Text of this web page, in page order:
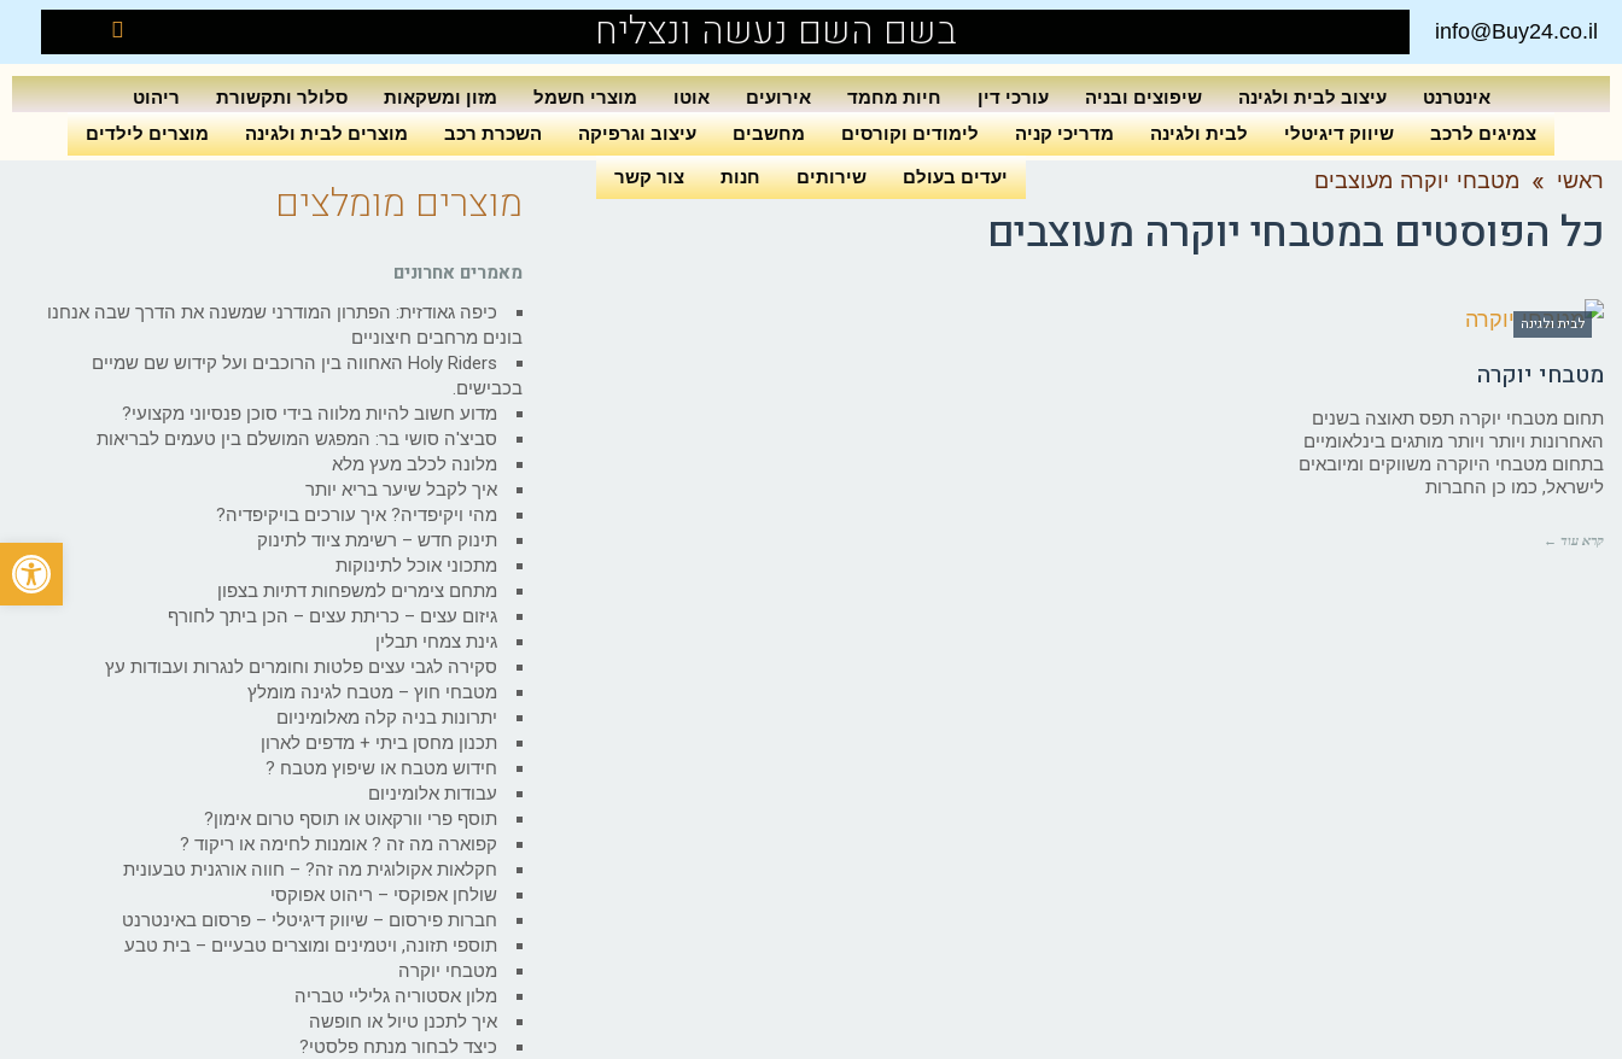
info@Buy24.co.il בשם השם נעשה ונצליח
אינטרנט עיצוב לבית ולגינה שיפוצים ובניה עורכי דין חיות מחמד אירועים אוטו מוצרי חשמל מזון ומשקאות סלולר ותקשורת
ריהוט
צמיגים לרכב
שיווק דיגיטלי לבית ולגינה מדריכי קניה לימודים וקורסים מחשבים עיצוב וגרפיקה השכרת רכב מוצרים לבית ולגינה מוצרים לילדים
יעדים בעולם שירותים חנות צור קשר ראשי » מטבחי יוקרה מעוצבים
כל הפוסטים במטבחי יוקרה מעוצבים
לבית ולגינה
מטבחי יוקרה
תחום מטבחי יוקרה תפס תאוצה בשנים
האחרונות ויותר ויותר מותגים בינלאומיים
בתחום מטבחי היוקרה משווקים ומיובאים
לישראל, כמו כן החברות
קרא עוד ←
מוצרים מומלצים
מאמרים אחרונים
כיפה גאודזית: הפתרון המודרני שמשנה את הדרך שבה אנחנו
בונים מרחבים חיצוניים
Holy Riders האחווה בין הרוכבים ועל קידוש שם שמיים
בכבישים.
מדוע חשוב להיות מלווה בידי סוכן פנסיוני מקצועי?
סביצ'ה סושי בר: המפגש המושלם בין טעמים לבריאות
מלונה לכלב מעץ מלא
איך לקבל שיער בריא יותר
מהי ויקיפדיה? איך עורכים בויקיפדיה?
תינוק חדש – רשימת ציוד לתינוק
מתכוני אוכל לתינוקות
מתחם צימרים למשפחות דתיות בצפון
גיזום עצים – כריתת עצים – הכן ביתך לחורף
גינת צמחי תבלין
סקירה לגבי עצים פלטות וחומרים לנגרות ועבודות עץ
מטבחי חוץ – מטבח לגינה מומלץ
יתרונות בניה קלה מאלומיניום
תכנון מחסן ביתי + מדפים לארון
חידוש מטבח או שיפוץ מטבח ?
עבודות אלומיניום
תוסף פרי וורקאוט או תוסף טרום אימון?
קפוארה מה זה ? אומנות לחימה או ריקוד ?
חקלאות אקולוגית מה זה? – חווה אורגנית טבעונית
שולחן אפוקסי – ריהוט אפוקסי
חברות פירסום – שיווק דיגיטלי – פרסום באינטרנט
תוספי תזונה, ויטמינים ומוצרים טבעיים – בית טבע
מטבחי יוקרה
מלון אסטוריה גליליי טבריה
איך לתכנן טיול או חופשה
כיצד לבחור מנתח פלסטי?